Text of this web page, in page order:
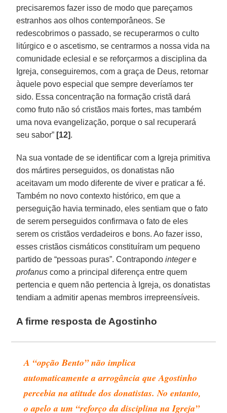
precisaremos fazer isso de modo que pareçamos
estranhos aos olhos contemporâneos. Se
redescobrimos o passado, se recuperarmos o culto
litúrgico e o ascetismo, se centrarmos a nossa vida na
comunidade eclesial e se reforçarmos a disciplina da
Igreja, conseguiremos, com a graça de Deus, retornar
àquele povo especial que sempre deveríamos ter
sido. Essa concentração na formação cristã dará
como fruto não só cristãos mais fortes, mas também
uma nova evangelização, porque o sal recuperará
seu sabor” [12].
Na sua vontade de se identificar com a Igreja primitiva
dos mártires perseguidos, os donatistas não
aceitavam um modo diferente de viver e praticar a fé.
Também no novo contexto histórico, em que a
perseguição havia terminado, eles sentiam que o fato
de serem perseguidos confirmava o fato de eles
serem os cristãos verdadeiros e bons. Ao fazer isso,
esses cristãos cismáticos constituíram um pequeno
partido de “pessoas puras”. Contrapondointegere
profanus como a principal diferença entre quem
pertencia e quem não pertencia à Igreja, os donatistas
tendiam a admitir apenas membros irrepreensíveis.
A firme resposta de Agostinho
A “opção Bento” não implica
automaticamente a arrogância que Agostinho
percebia na atitude dos donatistas. No entanto,
o apelo a um “reforço da disciplina na Igreja”